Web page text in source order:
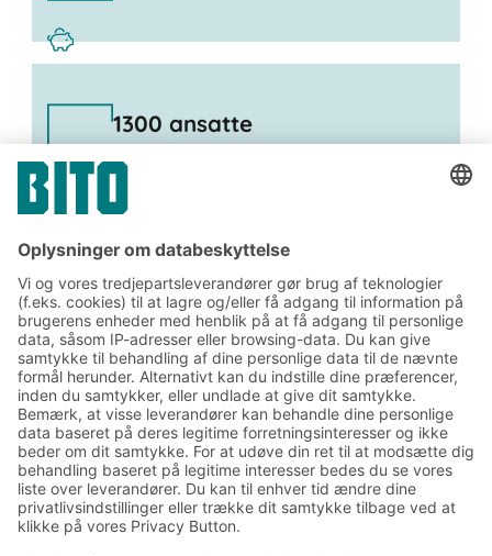
1300 ansatte
BITO koncernen
Tilmeld dig vores BITO
nyhedsbrev:
Nyheder og viden om lager
og logistik
Eksklusiv rabat
Produktnyheder
Tilmeld dig vores nyhedsbrev